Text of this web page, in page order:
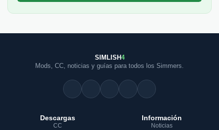
SIMLISH4
Mods, CC, noticias y guías para todos los Simmers.
Descargas
CC
Información
Noticias